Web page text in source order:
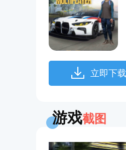
立即下载
游戏截图